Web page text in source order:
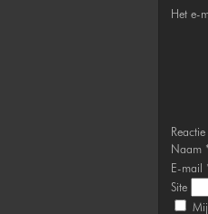
Het e-
Reactie
Naam
E-mail
Site